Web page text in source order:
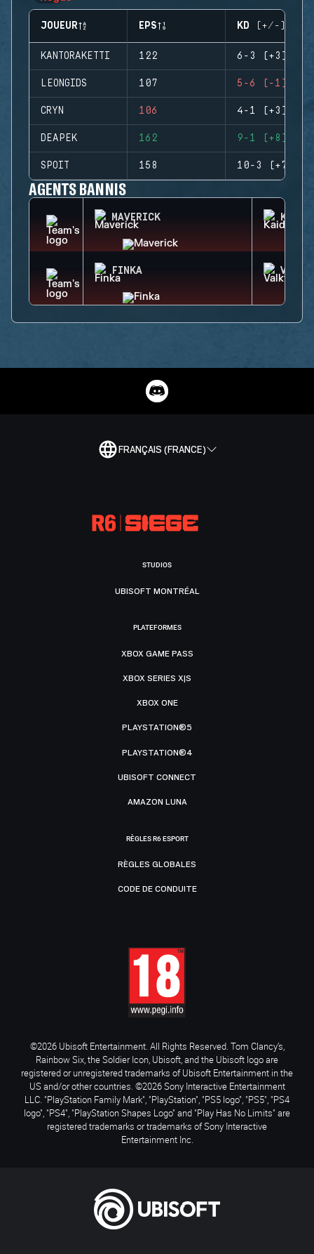
JOUEUR EPS KD (+/-)
KANTORAKETTI 122 6-3 (+3)
LEONGIDS 107 5-6 (-1)
CRYN 106 4-1 (+3)
DEAPEK 162 9-1 (+8)
SPOIT 158 10-3 (+7)
AGENTS BANNIS
MAVERICK KAID
FINKA
FRANÇAIS (FRANCE)
STUDIOS
UBISOFT MONTRÉAL
PLATEFORMES
XBOX GAME PASS
XBOX SERIES X|S
XBOX ONE
PLAYSTATION®5
PLAYSTATION®4
UBISOFT CONNECT
AMAZON LUNA
RÈGLES R6 ESPORT
RÈGLES GLOBALES
CODE DE CONDUITE
©2026 Ubisoft Entertainment. All Rights Reserved. Tom Clancy’s,
Rainbow Six, the Soldier Icon, Ubisoft, and the Ubisoft logo are
registered or unregistered trademarks of Ubisoft Entertainment in the
US and/or other countries. ©2026 Sony Interactive Entertainment
LLC. "PlayStation Family Mark", "PlayStation", "PS5 logo", "PS5", "PS4
logo", "PS4", "PlayStation Shapes Logo" and "Play Has No Limits" are
registered trademarks or trademarks of Sony Interactive
Entertainment Inc.